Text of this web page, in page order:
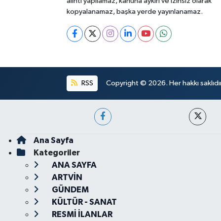
kopyalanamaz, başka yerde yayınlanamaz.
RSS Copyright © 2026. Her hakkı
Ana Sayfa
Kategoriler
ANA SAYFA
ARTVİN
GÜNDEM
KÜLTÜR - SANAT
RESMİ İLANLAR